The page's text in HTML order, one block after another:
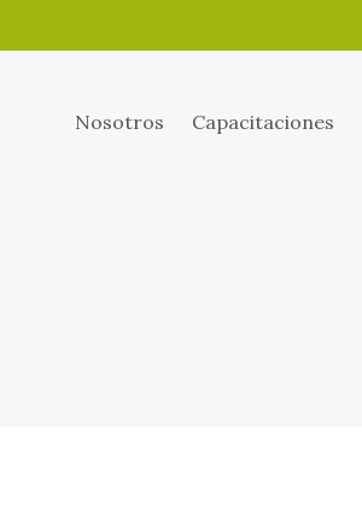
Nosotros Capacitaciones